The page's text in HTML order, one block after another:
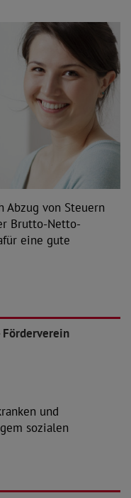
von Steuern
Brutto-Netto-
eine gute
Förderverein
und
sozialen